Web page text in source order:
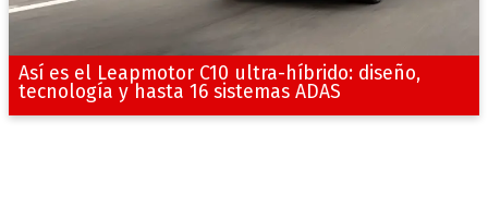
Así es el Leapmotor C10 ultra-híbrido: diseño,
tecnología y hasta 16 sistemas ADAS